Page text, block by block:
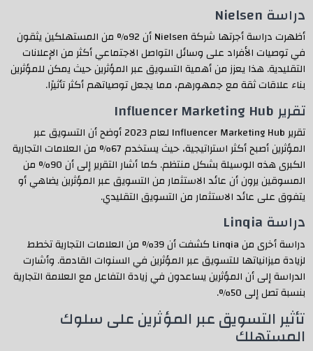
دراسة Nielsen
أظهرت دراسة أجرتها شركة Nielsen أن 92% من المستهلكين يثقون
في توصيات الأفراد على وسائل التواصل الاجتماعي أكثر من الإعلانات
التقليدية. هذا يعزز من أهمية التسويق عبر المؤثرين حيث يمكن للمؤثرين
بناء علاقات ثقة مع جمهورهم، مما يجعل توصياتهم أكثر تأثيرًا.
تقرير Influencer Marketing Hub
تقرير Influencer Marketing Hub لعام 2023 أوضح أن التسويق عبر
المؤثرين أصبح أكثر استراتيجية، حيث يستخدم 67% من العلامات التجارية
الكبرى هذه الوسيلة بشكل منتظم. كما أشار التقرير إلى أن 90% من
المسوقين يرون أن عائد الاستثمار من التسويق عبر المؤثرين يضاهي أو
يتفوق على عائد الاستثمار من التسويق التقليدي.
دراسة Linqia
دراسة أخرى من Linqia كشفت أن 39% من العلامات التجارية تخطط
لزيادة ميزانياتها للتسويق عبر المؤثرين في السنوات القادمة. وأشارت
الدراسة إلى أن المؤثرين يساعدون في زيادة التفاعل مع العلامة التجارية
بنسبة تصل إلى 50%.
تأثير التسويق عبر المؤثرين على سلوك
المستهلك